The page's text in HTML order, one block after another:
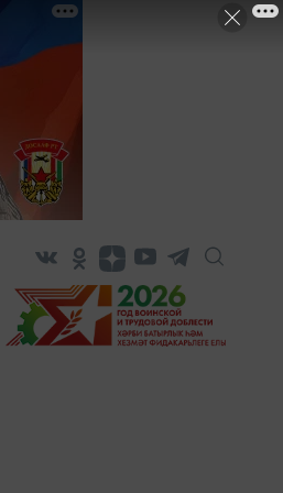
Нормативно-правовые